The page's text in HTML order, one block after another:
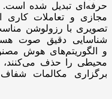
حرفه‌ای تبدیل شده
مجازی و تعاملات کاری
تصویری با رزولوشن
شناسایی دقیق صوت
محیطی را حذف می‌کنند،
برگزاری مکالمات